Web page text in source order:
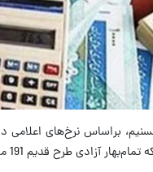
و قیمت سکه تمام‌بهار آزادی طرح جدید نیز 194 میلیون تومان است.